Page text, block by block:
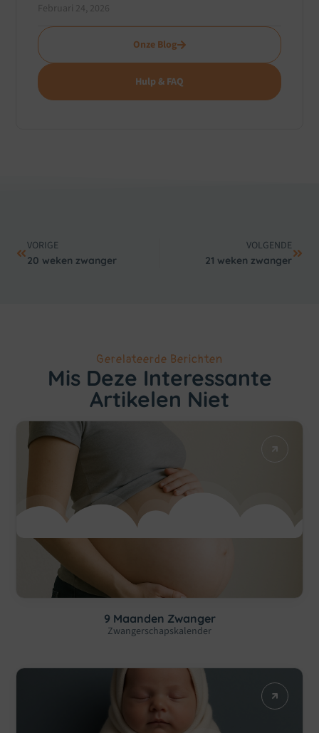
Februari 24, 2026
Onze Blog
Hulp & FAQ
VORIGE
20 weken zwanger
VOLGENDE
21 weken zwanger
Gerelateerde Berichten
Mis Deze Interessante
Artikelen Niet
9 Maanden Zwanger
Zwangerschapskalender